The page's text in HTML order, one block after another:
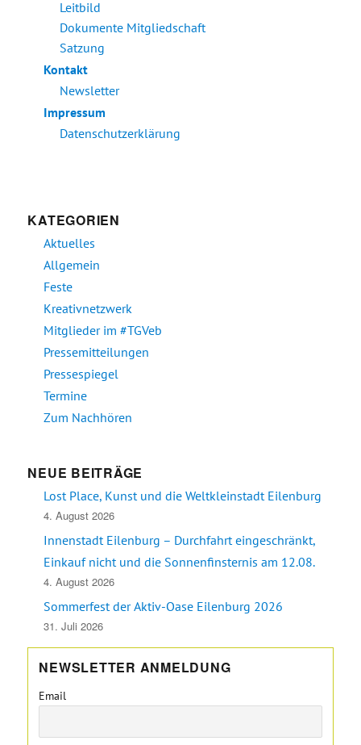
Leitbild
Dokumente Mitgliedschaft
Satzung
Kontakt
Newsletter
Impressum
Datenschutzerklärung
KATEGORIEN
Aktuelles
Allgemein
Feste
Kreativnetzwerk
Mitglieder im #TGVeb
Pressemitteilungen
Pressespiegel
Termine
Zum Nachhören
NEUE BEITRÄGE
Lost Place, Kunst und die Weltkleinstadt Eilenburg
4. August 2026
Innenstadt Eilenburg – Durchfahrt eingeschränkt,
Einkauf nicht und die Sonnenfinsternis am 12.08.
4. August 2026
Sommerfest der Aktiv-Oase Eilenburg 2026
31. Juli 2026
NEWSLETTER ANMELDUNG
Email